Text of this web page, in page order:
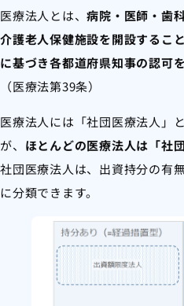
医療法人とは、病院・医師・歯
介護老人保健施設を開設するこ
に基づき各都道府県知事の認可
（医療法第39条）
医療法人には「社団医療法人」
が、 ほとんどの医療法人は「社
社団医療法人は、出資持分の有
に分類できます。